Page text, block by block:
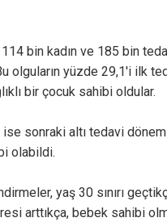
bin kadın ve 185 bin
olguların yüzde 29,1'i ilk
bir çocuk sahibi oldular.
sonraki altı tedavi
olabildi.
yaş 30 sınırı
arttıkça, bebek sahibi